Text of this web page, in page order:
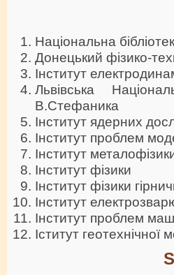
Національна
Донецький фізико-
Інститут
Львівська
В.Стефаника
Інститут ядерних
Інститут проблем
Інститут
Інститут фізики
Інститут фізики
Інститут
Інститут проблем
Іститут